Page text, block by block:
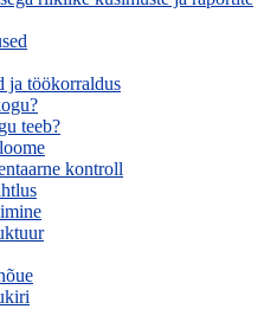
ja töökorraldus
teeb?
kontroll